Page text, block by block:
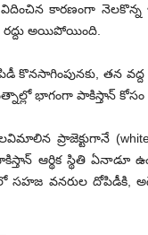
కారణంగా నెలకొన్న
రద్దు అయిపోయింది.
కొనసాగింపునకు, తన
భాగంగా పాకిస్తాన్ కోసం
ప్రాజెక్టుగానే
ఆర్థిక స్థితి ఏనాడూ
సహజ వనరుల